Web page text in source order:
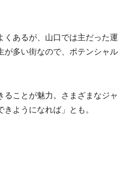
あるが、山口では主だった運
が多い街なので、ポテンシャル
ことが魅力。さまざまなジャ
ようになれば」とも。